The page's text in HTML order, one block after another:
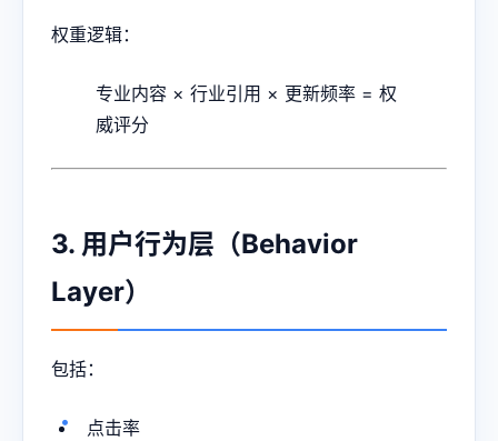
权重逻辑：
专业内容 × 行业引用 × 更新频率 = 权
威评分
3. 用户行为层（Behavior
Layer）
包括：
点击率